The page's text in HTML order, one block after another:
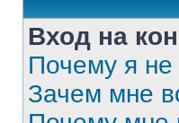
Вход на
Почему я не
Зачем мне